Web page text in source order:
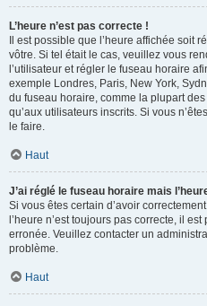
L’heure n’est pas correcte !
Il est possible que l’heure affichée soit
vôtre. Si tel était le cas, veuillez vous
l’utilisateur et régler le fuseau horaire
exemple Londres, Paris, New York,
du fuseau horaire, comme la plupart
qu’aux utilisateurs inscrits. Si vous
le faire.
Haut
J’ai réglé le fuseau horaire mais
Si vous êtes certain d’avoir
l’heure n’est toujours pas correcte, il
erronée. Veuillez contacter un
problème.
Haut